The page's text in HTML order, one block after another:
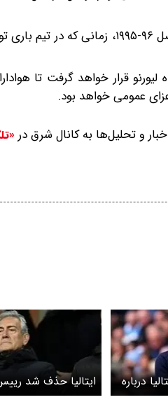
لیورنو قرار خواهد گرفت تا
عمومی خواهد بود.
و تحلیل‌ها به کانال شرق در
درباره
ایتالیا حذف شد
فدراسیون ایتالیا